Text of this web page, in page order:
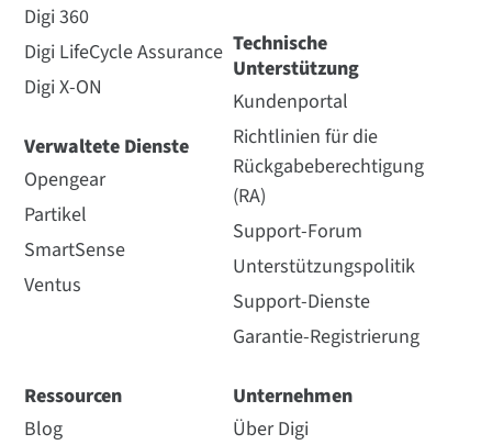
Digi 360
Digi LifeCycle Assurance
Digi X-ON
Verwaltete Dienste
Opengear
Partikel
SmartSense
Ventus
Technische
Unterstützung
Kundenportal
Richtlinien für die
Rückgabeberechtigung
(RA)
Support-Forum
Unterstützungspolitik
Support-Dienste
Garantie-Registrierung
Ressourcen
Blog
Unternehmen
Über Digi